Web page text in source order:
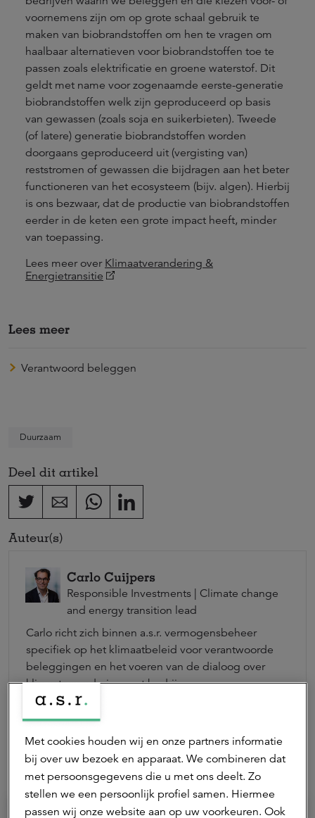
voornemens zijn om op grote schaal gebruik te
maken van biobrandstoffen om hen te vragen om
haalbaar alternatieven voor biobrandstoffen toe te
passen zoals elektrificatie en groene waterstof. Dit
geldt met name voor zogenaamde eerste-generatie
biobrandstoffen welk zijn geproduceerd op basis
van gewassen (zoals soja en suikerbieten). Tweede
(of latere) generatie biobrandstoffen worden
doorgaans geproduceerd uit (vergisting van)
reststromen of gewassen die bijdragen aan het beter
functioneren van het ecosysteem (bijv. algen). Hierbij
is ons bezwaar, dat de productie van biobrandstoffen
eerder in de keten een grote impact heeft, minder
van toepassing.
Lees meer over Klimaatverandering &
Energietransitie
Lees meer
Verantwoord beleggen
Duurzaam
Deel dit artikel
Auteur(s)
Carlo Cuijpers
Responsible Investments | Climate change
and energy transition lead
Carlo richt zich binnen a.s.r. vermogensbeheer
specifiek op het klimaatbeleid voor verantwoorde
beleggingen en het voeren van de dialoog over
klimaatverandering met bedrijven.
Neem contact op
Meest gelezen
Met cookies houden wij en onze partners informatie
bij over uw bezoek en apparaat. We combineren dat
met persoonsgegevens die u met ons deelt. Zo
stellen we een persoonlijk profiel samen. Hiermee
passen wij onze website aan op uw voorkeuren. Ook